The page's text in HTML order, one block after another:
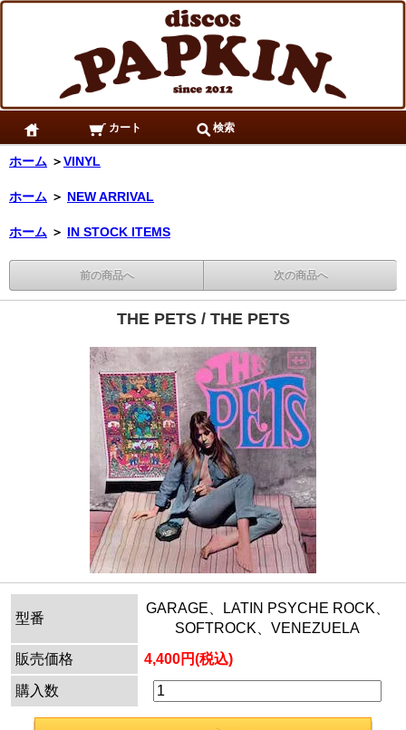
カート 検索
ホーム ＞VINYL
ホーム ＞ NEW ARRIVAL
ホーム ＞ IN STOCK ITEMS
前の商品へ 次の商品へ
THE PETS / THE PETS
型番
GARAGE、LATIN PSYCHE ROCK、
SOFTROCK、VENEZUELA
販売価格
4,400円(税込)
購入数